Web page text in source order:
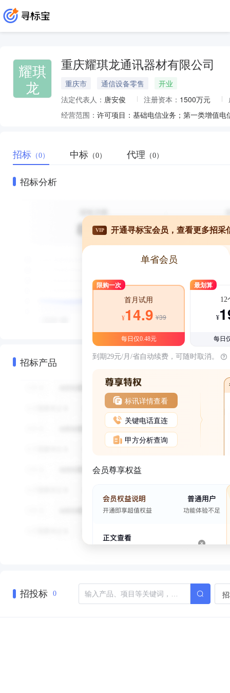
耀琪
龙
重庆耀琪龙通讯器材有限公司
重庆市 通信设备零售
开业
法定代表人： 唐安俊 注册资本： 1500万元
经营范围：
招标 （0） 中标 （0） 代理 （0）
招标分析
招标产品
VIP 开通寻标宝会员，查看更多招采
单省会员
限购一次
首月试用
¥14.9 ¥39
每日仅0.48元
最划算
12
¥
每日
到期29元/月/省自动续费，可随时取消。
标讯详情查看
关键电话直连
甲方分析查询
会员尊享权益
招投标 0